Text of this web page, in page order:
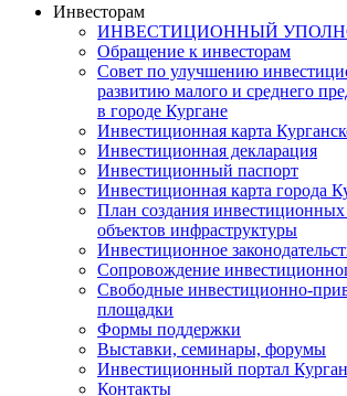
Инвесторам
ИНВЕСТИЦИОННЫЙ
Обращение к инвесторам
Совет по улучшению
развитию малого и среднего
в городе Кургане
Инвестиционная карта
Инвестиционная декларация
Инвестиционный паспорт
Инвестиционная карта города
План создания инвестиционных
объектов инфраструктуры
Инвестиционное
Сопровождение
Свободные инвестиционно-
площадки
Формы поддержки
Выставки, семинары, форумы
Инвестиционный портал
Контакты